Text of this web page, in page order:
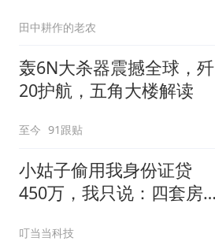
田中耕作的老农
轰6N大杀器震撼全球，歼
20护航，五角大楼解读
至今 91跟贴
小姑子偷用我身份证贷
450万，我只说：四套房
叮当当科技